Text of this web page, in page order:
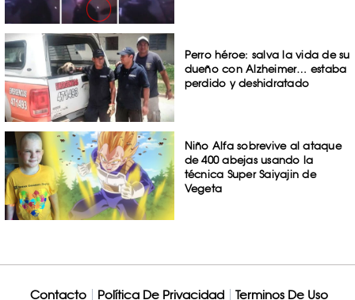
Perro héroe: salva la vida de su
dueño con Alzheimer… estaba
perdido y deshidratado
Niño Alfa sobrevive al ataque
de 400 abejas usando la
técnica Super Saiyajin de
Vegeta
Contacto Política De Privacidad Terminos De Uso